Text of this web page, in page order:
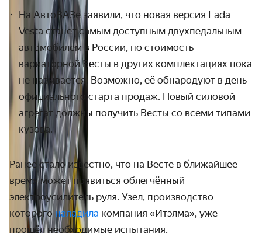
На АвтоВАЗе заявили, что новая версия Lada
Vesta станет самым доступным двухпедальным
автомобилем в России, но стоимость
вариаторной Весты в других комплектациях пока
не называется. Возможно, её обнародуют в день
официального старта продаж. Новый силовой
агрегат должны получить Весты со всеми типами
кузова.
Ранее стало известно, что на Весте в ближайшее
время может появиться облегчённый
электроусилитель руля. Узел, производство
которого наладила компания «Итэлма», уже
прошёл необходимые испытания.